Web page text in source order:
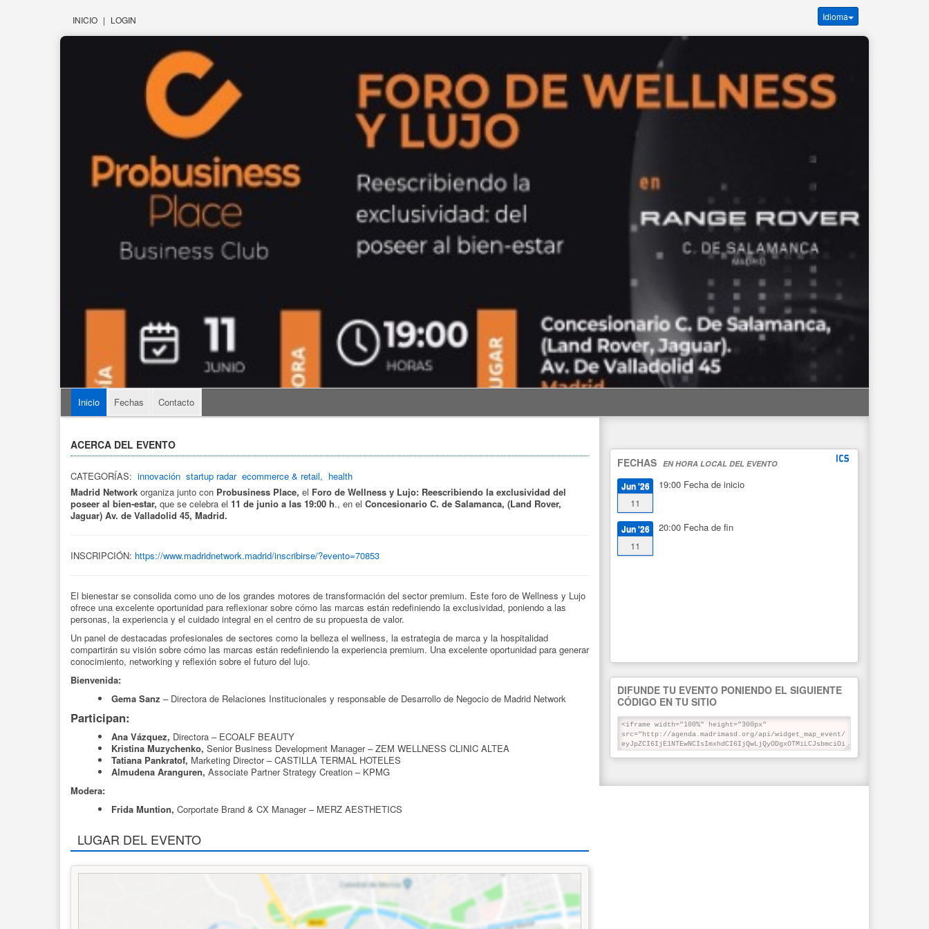
INICIO | LOGIN Idioma
Inicio Fechas Contacto
ACERCA DEL EVENTO
CATEGORÍAS: innovación startup radar ecommerce & retail, health
Madrid Network organiza junto con Probusiness Place, el Foro de Wellness y Lujo: Reescribiendo la exclusividad del
poseer al bien-estar, que se celebra el 11 de junio a las 19:00 h., en el Concesionario C. de Salamanca, (Land Rover,
Jaguar) Av. de Valladolid 45, Madrid.
INSCRIPCIÓN: https://www.madridnetwork.madrid/inscribirse/?evento=70853
El bienestar se consolida como uno de los grandes motores de transformación del sector premium. Este foro de Wellness y Lujo
ofrece una excelente oportunidad para reflexionar sobre cómo las marcas están redefiniendo la exclusividad, poniendo a las
personas, la experiencia y el cuidado integral en el centro de su propuesta de valor.
Un panel de destacadas profesionales de sectores como la belleza el wellness, la estrategia de marca y la hospitalidad
compartirán su visión sobre cómo las marcas están redefiniendo la experiencia premium. Una excelente oportunidad para generar
conocimiento, networking y reflexión sobre el futuro del lujo.
Bienvenida:
Gema Sanz – Directora de Relaciones Institucionales y responsable de Desarrollo de Negocio de Madrid Network
Participan:
Ana Vázquez, Directora – ECOALF BEAUTY
Kristina Muzychenko, Senior Business Development Manager – ZEM WELLNESS CLINIC ALTEA
Tatiana Pankratof, Marketing Director – CASTILLA TERMAL HOTELES
Almudena Aranguren, Associate Partner Strategy Creation – KPMG
Modera:
Frida Muntion, Corportate Brand & CX Manager – MERZ AESTHETICS
LUGAR DEL EVENTO
FECHAS EN HORA LOCAL DEL EVENTO
Jun '26
11
19:00 Fecha de inicio
Jun '26
11
20:00 Fecha de fin
DIFUNDE TU EVENTO PONIENDO EL SIGUIENTE
CÓDIGO EN TU SITIO